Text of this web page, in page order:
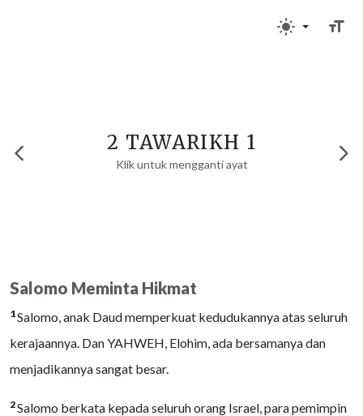
2 TAWARIKH 1
Klik untuk mengganti ayat
Salomo Meminta Hikmat
1Salomo, anak Daud memperkuat kedudukannya atas seluruh
kerajaannya. Dan YAHWEH, Elohim, ada bersamanya dan
menjadikannya sangat besar.
2Salomo berkata kepada seluruh orang Israel, para pemimpin